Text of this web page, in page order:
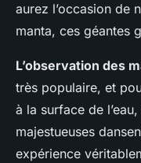
aurez l’occasion de
manta, ces géantes
L’observation des
très populaire, et
à la surface de
majestueuses
expérience